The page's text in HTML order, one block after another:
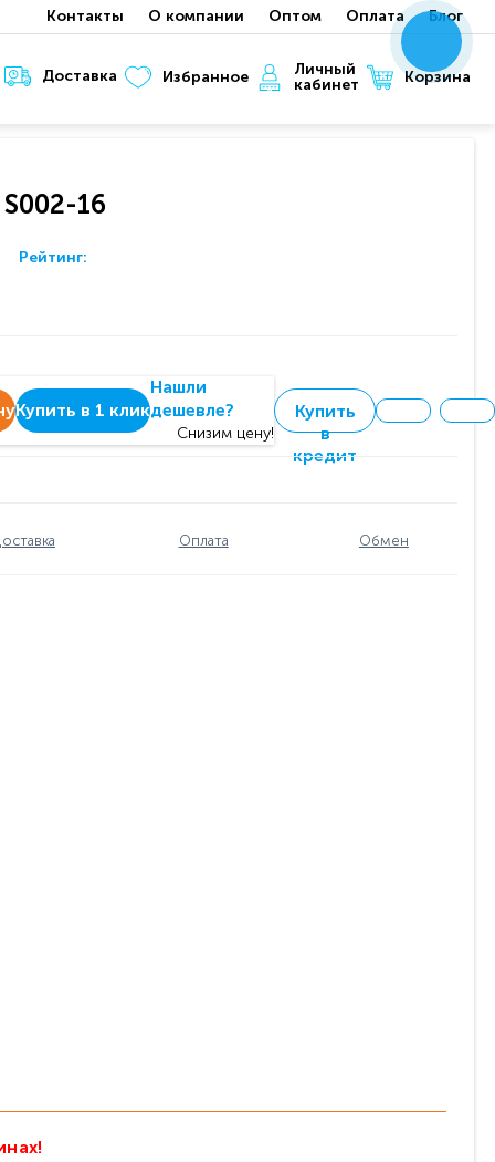
Контакты О компании Оптом Оплата Блог
Доставка Избранное
Личный
кабинет
Корзина
16
Рейтинг:
Купить в 1 клик
Нашли
дешевле?
Снизим цену!
Купить
в
кредит
Оплата Обмен
xxx